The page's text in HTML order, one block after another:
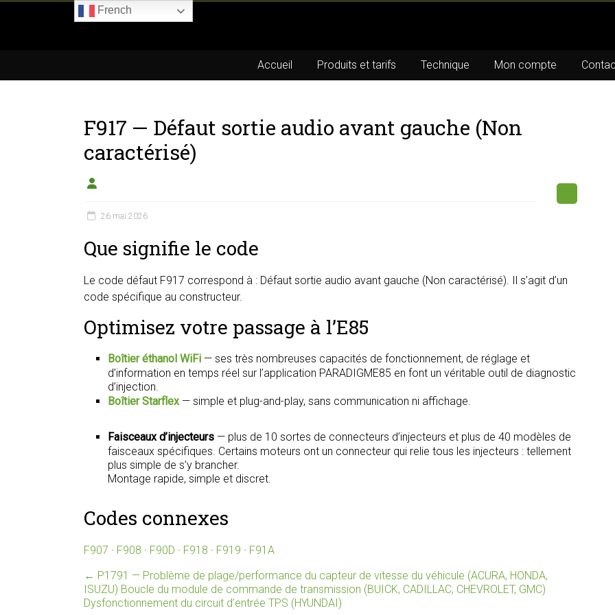
du
éthanol
Accueil Produits et tarifs Technique Mon compte
F917 — Défaut sortie audio avant gauche (Non
caractérisé)
26 mai 2026
Que signifie le code
Le code défaut F917 correspond à : Défaut sortie audio avant gauche (Non caractérisé). Il s’agit d’un
code spécifique au constructeur.
Optimisez votre passage à l’E85
Boîtier éthanol WiFi — ses très nombreuses capacités de fonctionnement, de réglage et
d’information en temps réel sur l’application PARADIGME85 en font un véritable outil de diagnostic
d’injection.
Boîtier Starflex— simple et plug-and-play, sans communication ni affichage.
Faisceaux d’injecteurs — plus de 10 sortes de connecteurs d’injecteurs et plus de 40 modèles de
faisceaux spécifiques. Certains moteurs ont un connecteur qui relie tous les injecteurs : tellement
plus simple de s’y brancher.
Montage rapide, simple et discret.
Codes connexes
F907 · F908 · F90D · F918 · F919 · F91A
← P1791 — Problème de plage/performance du capteur de vitesse du véhicule (ACURA, HONDA,
ISUZU) Boucle du module de commande de transmission (BUICK, CADILLAC, CHEVROLET, GMC)
Dysfonctionnement du circuit d’entrée TPS (HYUNDAI)
French